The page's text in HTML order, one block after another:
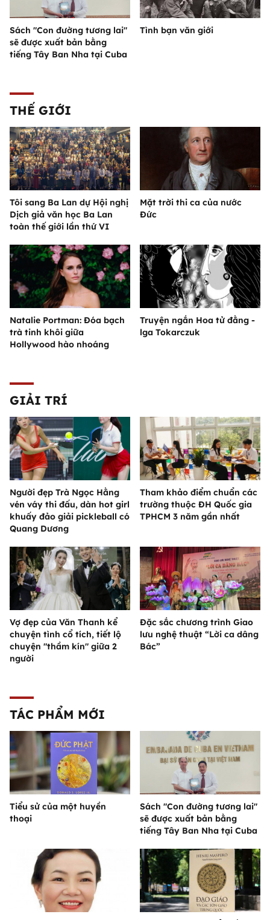
Sách "Con đường tương lai"
sẽ được xuất bản bằng
tiếng Tây Ban Nha tại Cuba
Tình bạn văn giới
THẾ GIỚI
Tôi sang Ba Lan dự Hội nghị
Dịch giả văn học Ba Lan
toàn thế giới lần thứ VI
Mặt trời thi ca của nước
Đức
Natalie Portman: Đóa bạch
trà tinh khôi giữa
Hollywood hào nhoáng
Truyện ngắn Hoa tử đằng -
lga Tokarczuk
GIẢI TRÍ
Người đẹp Trà Ngọc Hằng
vén váy thi đấu, dàn hot girl
khuấy đảo giải pickleball có
Quang Dương
Tham khảo điểm chuẩn các
trường thuộc ĐH Quốc gia
TPHCM 3 năm gần nhất
Vợ đẹp của Văn Thanh kể
chuyện tình cổ tích, tiết lộ
chuyện "thầm kín" giữa 2
người
Đặc sắc chương trình Giao
lưu nghệ thuật “Lời ca dâng
Bác”
TÁC PHẨM MỚI
Tiểu sử của một huyền
thoại
Sách "Con đường tương lai"
sẽ được xuất bản bằng
tiếng Tây Ban Nha tại Cuba